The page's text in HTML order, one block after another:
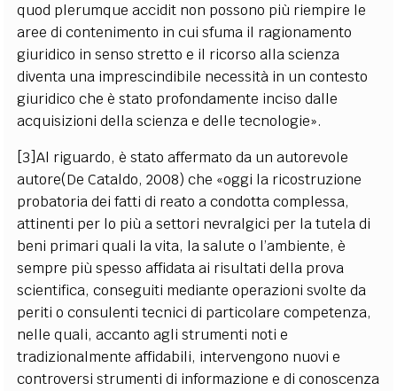
quod plerumque accidit non possono più riempire le
aree di contenimento in cui sfuma il ragionamento
giuridico in senso stretto e il ricorso alla scienza
diventa una imprescindibile necessità in un contesto
giuridico che è stato profondamente inciso dalle
acquisizioni della scienza e delle tecnologie».
[3]Al riguardo, è stato affermato da un autorevole
autore(De Cataldo, 2008) che «oggi la ricostruzione
probatoria dei fatti di reato a condotta complessa,
attinenti per lo più a settori nevralgici per la tutela di
beni primari quali la vita, la salute o l’ambiente, è
sempre più spesso affidata ai risultati della prova
scientifica, conseguiti mediante operazioni svolte da
periti o consulenti tecnici di particolare competenza,
nelle quali, accanto agli strumenti noti e
tradizionalmente affidabili, intervengono nuovi e
controversi strumenti di informazione e di conoscenza